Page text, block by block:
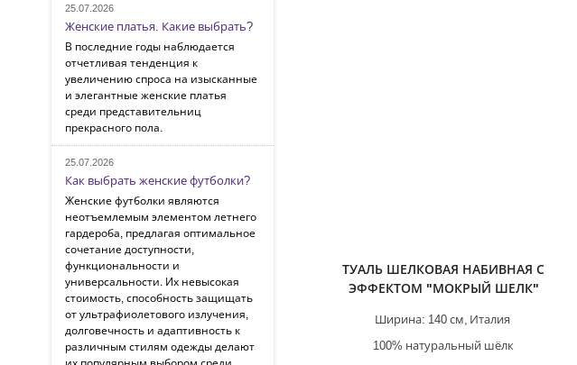
25.07.2026
Женские платья. Какие выбрать?
В последние годы наблюдается
отчетливая тенденция к
увеличению спроса на изысканные
и элегантные женские платья
среди представительниц
прекрасного пола.
25.07.2026
Как выбрать женские футболки?
Женские футболки являются
неотъемлемым элементом летнего
гардероба, предлагая оптимальное
сочетание доступности,
функциональности и
универсальности. Их невысокая
стоимость, способность защищать
от ультрафиолетового излучения,
долговечность и адаптивность к
различным стилям одежды делают
ТУАЛЬ ШЕЛКОВАЯ НАБИВНАЯ С
ЭФФЕКТОМ "МОКРЫЙ ШЕЛК"
Италия
Ширина: 140 см,
100% натуральный шёлк